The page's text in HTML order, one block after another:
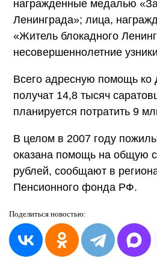
награжденные медалью
Ленинграда»; лица,
«Житель блокадного
несовершеннолетние
Всего адресную помощь
получат 14,8 тысяч
планируется потратить 9
В целом в 2007 году
оказана помощь на общую
рублей, сообщают в
Пенсионного фонда РФ.
Поделиться новостью: